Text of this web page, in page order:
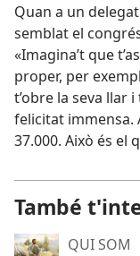
Quan a un
semblat el
«Imagina’t que
proper, per
t’obre la seva llar
felicitat immensa.
37.000. Això és el
També
QUI SOM